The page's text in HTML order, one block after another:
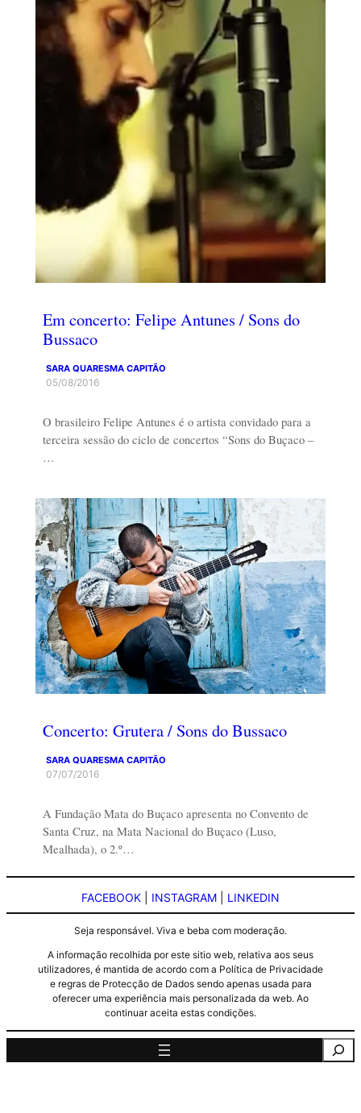
Em concerto: Felipe Antunes / Sons do
Bussaco
SARA QUARESMA CAPITÃO
05/08/2016
O brasileiro Felipe Antunes é o artista convidado para a
terceira sessão do ciclo de concertos “Sons do Buçaco –
…
Concerto: Grutera / Sons do Bussaco
SARA QUARESMA CAPITÃO
07/07/2016
A Fundação Mata do Buçaco apresenta no Convento de
Santa Cruz, na Mata Nacional do Buçaco (Luso,
Mealhada), o 2.º…
FACEBOOK INSTAGRAM LINKEDIN
Seja responsável. Viva e beba com moderação.
A informação recolhida por este sitio web, relativa aos seus
utilizadores, é mantida de acordo com a Política de Privacidade
e regras de Protecção de Dados sendo apenas usada para
oferecer uma experiência mais personalizada da web. Ao
continuar aceita estas condições.